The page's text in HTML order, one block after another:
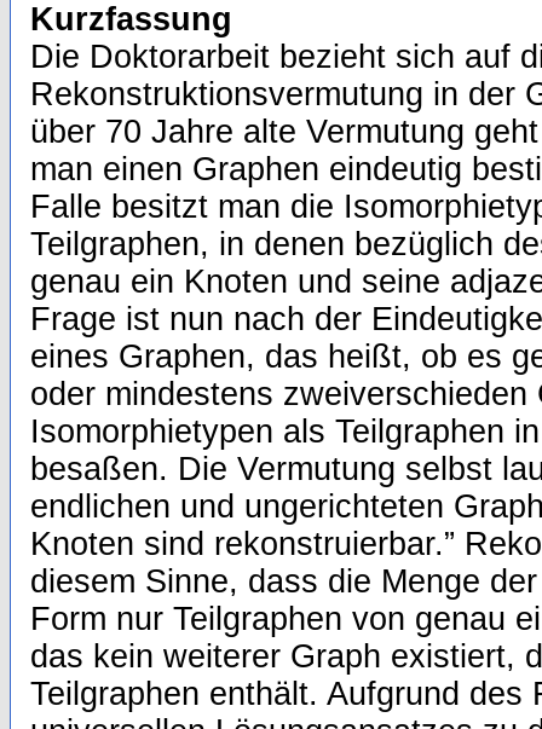
Kurzfassung
Die Doktorarbeit bezieht sich auf
Rekonstruktionsvermutung in der
über 70 Jahre alte Vermutung
man einen Graphen eindeutig
Falle besitzt man die
Teilgraphen, in denen bezüglich
genau ein Knoten und seine
Frage ist nun nach der
eines Graphen, das heißt, ob es
oder mindestens zweiverschieden
Isomorphietypen als Teilgraphen
besaßen. Die Vermutung selbst
endlichen und ungerichteten
Knoten sind rekonstruierbar.”
diesem Sinne, dass die Menge
Form nur Teilgraphen von genau
das kein weiterer Graph existiert,
Teilgraphen enthält. Aufgrund des